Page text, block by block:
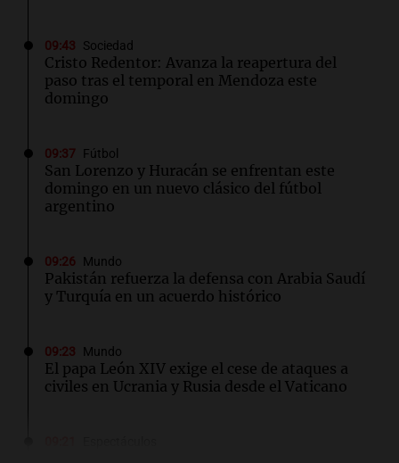
09:43 Sociedad
Cristo Redentor: Avanza la reapertura del
paso tras el temporal en Mendoza este
domingo
09:37 Fútbol
San Lorenzo y Huracán se enfrentan este
domingo en un nuevo clásico del fútbol
argentino
09:26 Mundo
Pakistán refuerza la defensa con Arabia Saudí
y Turquía en un acuerdo histórico
09:23 Mundo
El papa León XIV exige el cese de ataques a
civiles en Ucrania y Rusia desde el Vaticano